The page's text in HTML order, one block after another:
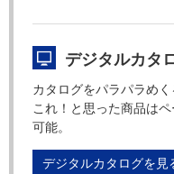
デジタルカタ
カタログをパラパラめく
これ！と思った商品は
可能。
デジタルカタログを見